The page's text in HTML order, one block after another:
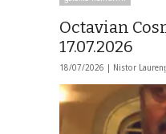
Octavian
17.07.2026
18/07/2026 | Nistor